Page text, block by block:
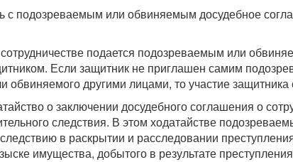
с подозреваемым или обвиняемым досудебное
подается подозреваемым или
Если защитник не приглашен самим
другими лицами, то участие защитника
о заключении досудебного соглашения о
следствия. В этом ходатайстве
в раскрытии и расследовании
имущества, добытого в результате